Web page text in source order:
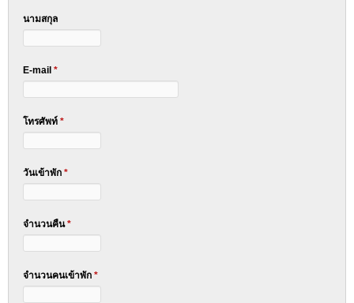
นามสกุล
E-mail *
โทรศัพท์ *
วันเข้าพัก *
จำนวนคืน*
จำนวนคนเข้าพัก *